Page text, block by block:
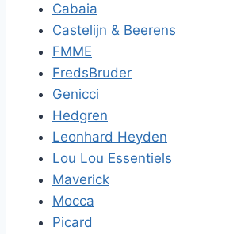
Cabaia
Castelijn & Beerens
FMME
FredsBruder
Genicci
Hedgren
Leonhard Heyden
Lou Lou Essentiels
Maverick
Mocca
Picard